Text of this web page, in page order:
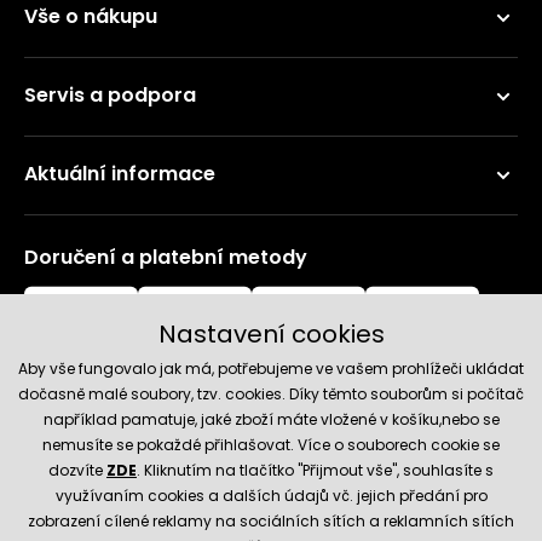
Vše o nákupu
Servis a podpora
Aktuální informace
Doručení a platební metody
Spolehlivý obchod
Nastavení cookies
Aby vše fungovalo jak má, potřebujeme ve vašem prohlížeči ukládat
dočasně malé soubory, tzv. cookies. Díky těmto souborům si počítač
například pamatuje, jaké zboží máte vložené v košíku,nebo se
nemusíte se pokaždé přihlašovat. Více o souborech cookie se
dozvíte ZDE. Kliknutím na tlačítko "Přijmout vše", souhlasíte s
využívaním cookies a dalších údajů vč. jejich předání pro
zobrazení cílené reklamy na sociálních sítích a reklamních sítích